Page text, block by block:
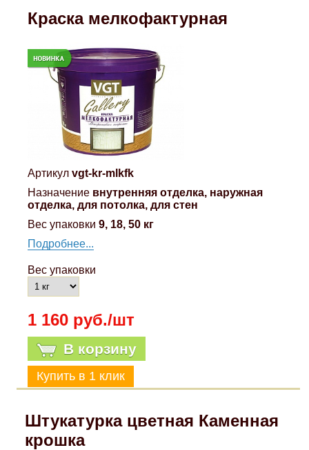
Краска мелкофактурная
Артикул vgt-kr-mlkfk
Назначение внутренняя отделка, наружная
отделка, для потолка, для стен
Вес упаковки 9, 18, 50 кг
Подробнее...
Вес упаковки
1 160 руб./шт
В корзину
Штукатурка цветная Каменная
крошка
Renault
Volkswagen
УАЗ
Дополнительные товары